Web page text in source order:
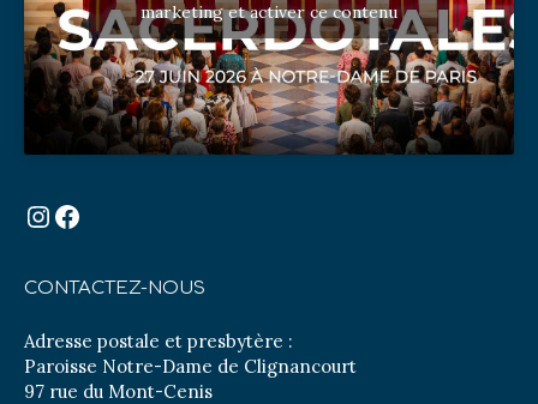
marketing et activer ce contenu
Instagram
Facebook
CONTACTEZ-NOUS
Adresse postale et presbytère :
Paroisse Notre-Dame de Clignancourt
97 rue du Mont-Cenis